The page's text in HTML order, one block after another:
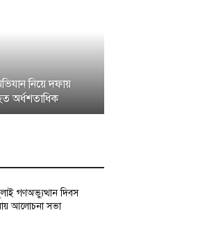
নিয়ে দফায়
অর্ধশতাধিক
গণঅভ্যুত্থান দিবস
আলোচনা সভা